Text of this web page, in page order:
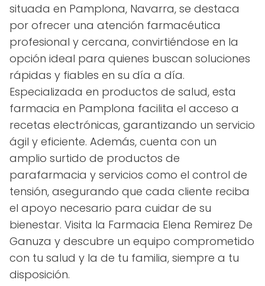
situada en Pamplona, Navarra, se destaca
por ofrecer una atención farmacéutica
profesional y cercana, convirtiéndose en la
opción ideal para quienes buscan soluciones
rápidas y fiables en su día a día.
Especializada en productos de salud, esta
farmacia en Pamplona facilita el acceso a
recetas electrónicas, garantizando un servicio
ágil y eficiente. Además, cuenta con un
amplio surtido de productos de
parafarmacia y servicios como el control de
tensión, asegurando que cada cliente reciba
el apoyo necesario para cuidar de su
bienestar. Visita la Farmacia Elena Remirez De
Ganuza y descubre un equipo comprometido
con tu salud y la de tu familia, siempre a tu
disposición.